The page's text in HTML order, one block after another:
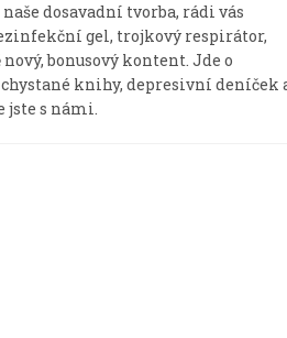
dosavadní tvorba, rádi vás
gel, trojkový respirátor,
bonusový kontent. Jde o
knihy, depresivní deníček
jste s námi.